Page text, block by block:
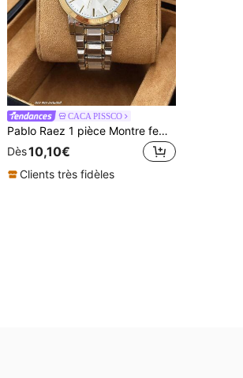
CACA PISSCO
Pablo Raez 1 pièce Montre femme en or 18K, Montre bijou charmante & luxueuse, Accessoire original en acier inoxydable, Montre de mode de luxe pour femmes, Bracelet chaîne en acier bicolore, Design de mode élégant haut de gamme AAA Top AAA, Montre quartz pour fille de fête, Cadran blanc, Affichage du calendrier, Aiguilles lumineuses, Montre populaire de haute qualité pour étudiante/adolescente, Résistante à l'eau 50m, Bracelet lourd en métal d'acier, Fermoir bijou, Cadeau mignon et beau pour enseignante, Convient pour petite amie ou famille, Décoration pour vie quotidienne/travail/études/fête, Cadeau d'anniversaire/remise de diplôme/mariage
Dès10,10€
Clients très fidèles